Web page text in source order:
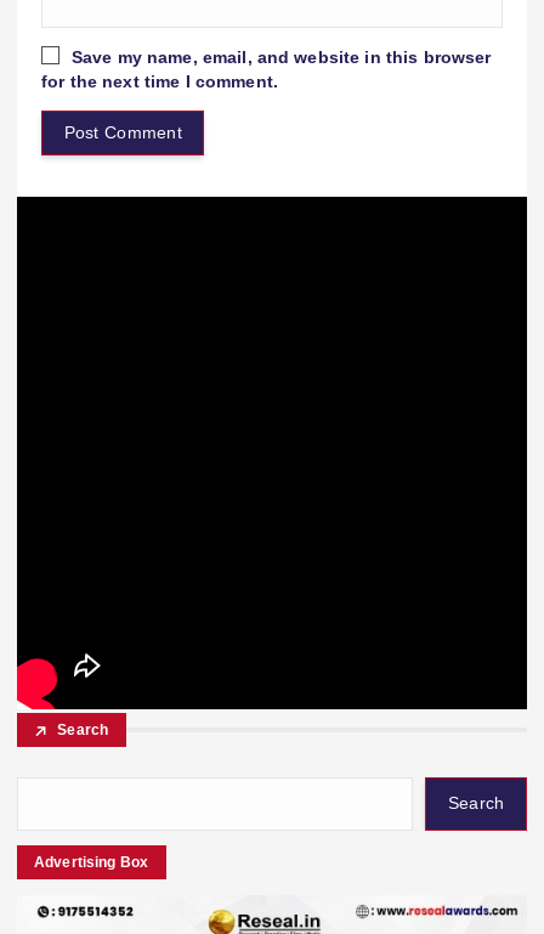
Save my name, email, and website in this browser
for the next time I comment.
Search
Search
Advertising Box